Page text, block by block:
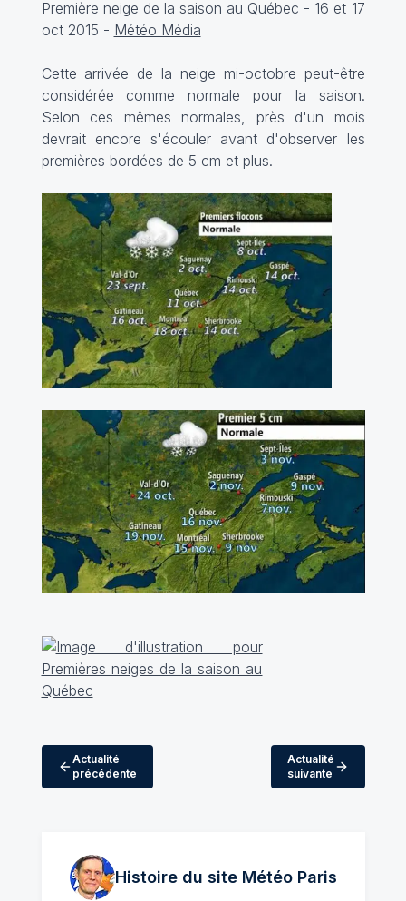
Première neige de la saison au Québec - 16 et 17
oct 2015 - Météo Média
Cette arrivée de la neige mi-octobre peut-être
considérée comme normale pour la saison.
Selon ces mêmes normales, près d'un mois
devrait encore s'écouler avant d'observer les
premières bordées de 5 cm et plus.
Actualité
précédente
Actualité
suivante
Histoire du site MétéoParis